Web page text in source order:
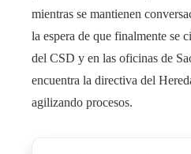
mientras se mantienen
la espera de que finalmente se
del CSD y en las oficinas de
encuentra la directiva del
agilizando procesos.